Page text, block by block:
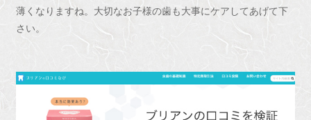
薄くなりますね。大切なお子様の歯も大事にケアしてあげて下
さい。